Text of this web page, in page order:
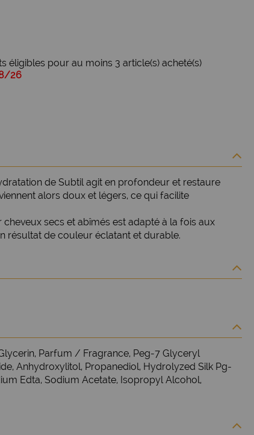
éligibles pour au moins 3 article(s) acheté(s)
26
de Subtil agit en profondeur et restaure
alors doux et légers, ce qui facilite
secs et abîmés est adapté à la fois aux
résultat de couleur éclatant et durable.
Parfum / Fragrance, Peg-7 Glyceryl
Anhydroxylitol, Propanediol, Hydrolyzed Silk Pg-
Edta, Sodium Acetate, Isopropyl Alcohol,